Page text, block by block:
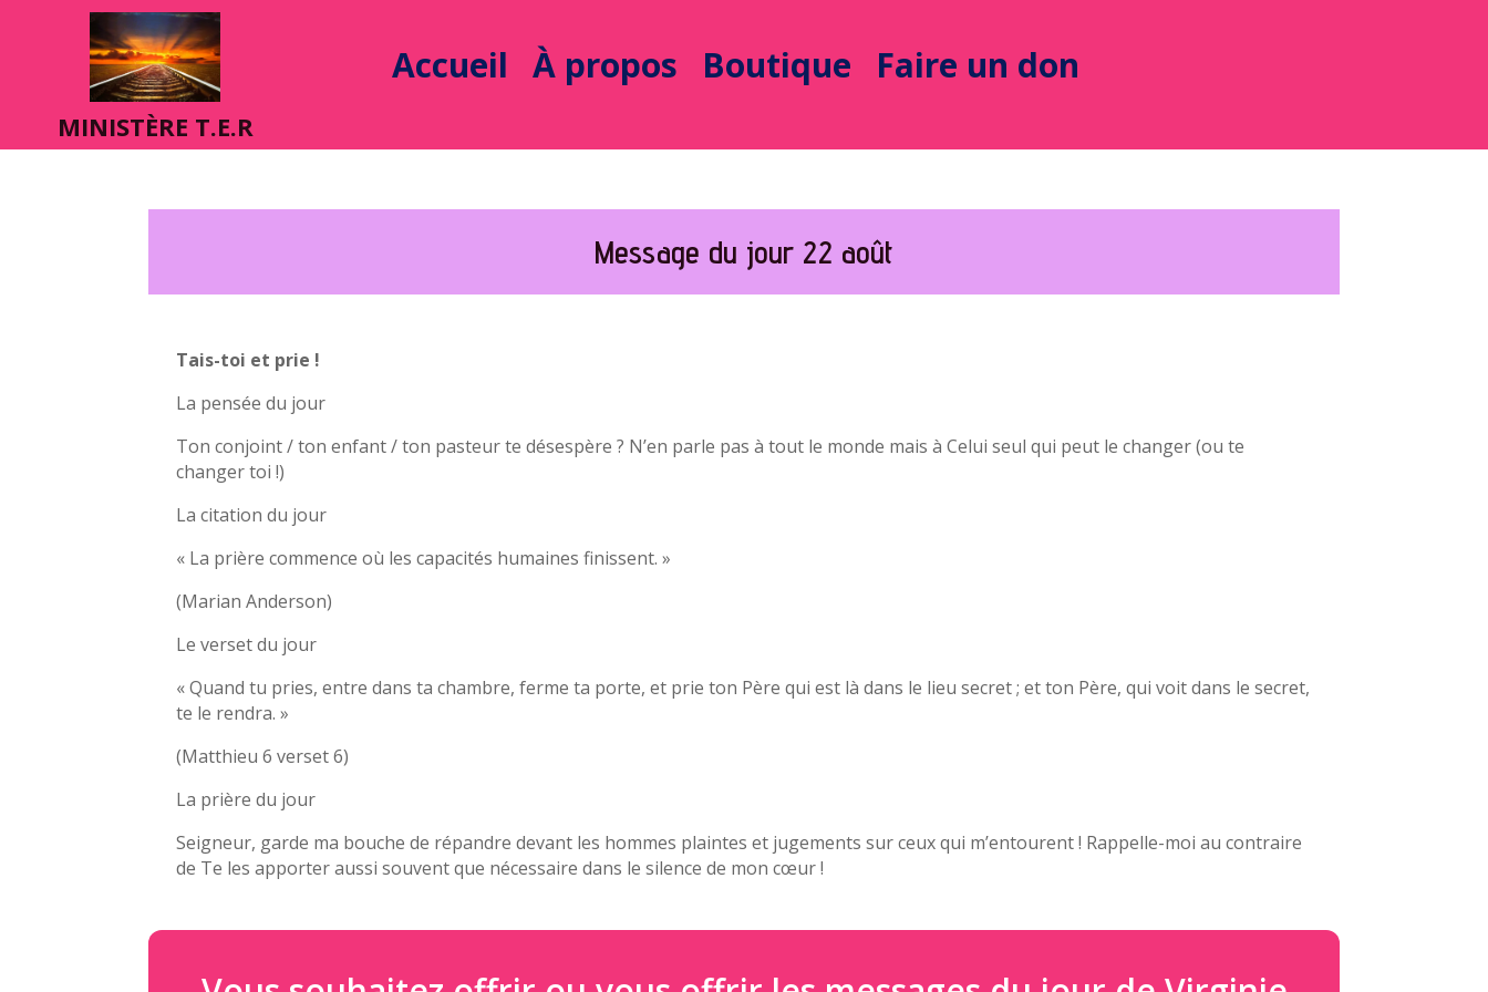
MINISTÈRE T.E.R
Accueil À propos Boutique Faire un don
Message du jour 22 août
Tais-toi et prie !
La pensée du jour
Ton conjoint / ton enfant / ton pasteur te désespère ? N’en parle pas à tout le monde mais à Celui seul qui peut le changer (ou te
changer toi !)
La citation du jour
« La prière commence où les capacités humaines finissent. »
(Marian Anderson)
Le verset du jour
« Quand tu pries, entre dans ta chambre, ferme ta porte, et prie ton Père qui est là dans le lieu secret ; et ton Père, qui voit dans le secret,
te le rendra. »
(Matthieu 6 verset 6)
La prière du jour
Seigneur, garde ma bouche de répandre devant les hommes plaintes et jugements sur ceux qui m’entourent ! Rappelle-moi au contraire
de Te les apporter aussi souvent que nécessaire dans le silence de mon cœur !